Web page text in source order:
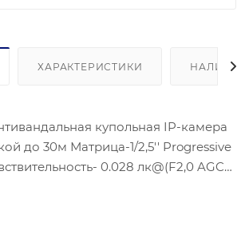
ХАРАКТЕРИСТИКИ НАЛИЧИЕ
купольная IP-камера
до 30м Матрица-1/2,5'' Progressive
0.028 лк@(F2,0 AGC